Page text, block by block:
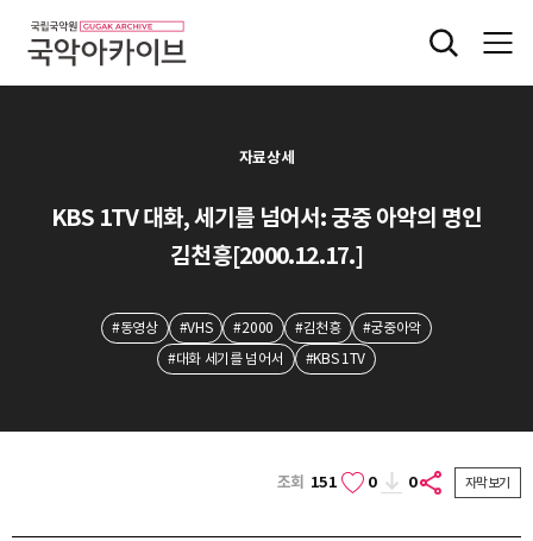
자료상세
KBS 1TV 대화, 세기를 넘어서: 궁중 아악의 명인
김천흥[2000.12.17.]
#동영상 #VHS #2000 #김천흥
#궁중아악
#대화 세기를 넘어서
#KBS 1TV
조회 151 0 0 자막보기